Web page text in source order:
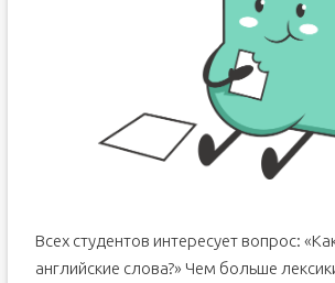
Всех студентов интересует вопрос:
английские слова?» Чем больше